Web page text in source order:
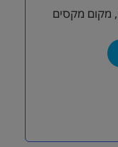
מקום מקסים